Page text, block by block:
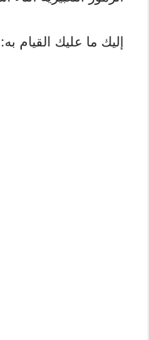
إليك ما عليك القيام به: